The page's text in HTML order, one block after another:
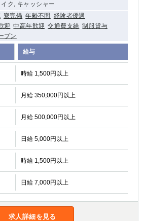
ク, キャッシャー
寮完備 年齢不問 経験者優遇
迎 中高年歓迎 交通費支給 制服貸与
プン
給与
時給 1,500円以上
月給 350,000円以上
月給 500,000円以上
日給 5,000円以上
時給 1,500円以上
日給 7,000円以上
求人詳細を見る